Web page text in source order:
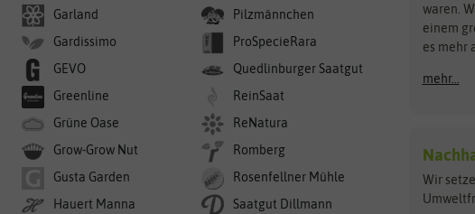
Garland
Gardissimo
GEVO
Greenline
Grüne Oase
Grow-Grow Nut
Gusta Garden
Hauert Manna
Pilzmännchen
ProSpecieRara
Quedlinburger Saatgut
ReinSaat
ReNatura
Romberg
Rosenfellner Mühle
Saatgut Dillmann
waren.
einem
es mehr
mehr...
Wir